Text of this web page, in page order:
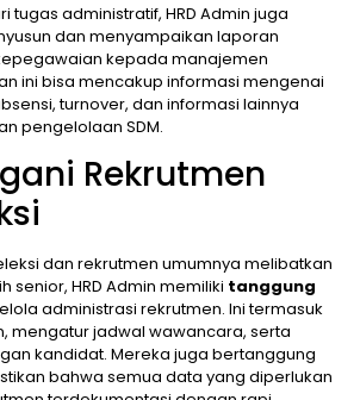
tugas administratif, HRD Admin juga
dan menyampaikan laporan
kepada manajemen
ini bisa mencakup informasi mengenai
turnover, dan informasi lainnya
pengelolaan SDM.
Rekrutmen
dan rekrutmen umumnya melibatkan
senior, HRD Admin memiliki tanggung
administrasi rekrutmen. Ini termasuk
mengatur jadwal wawancara, serta
kandidat. Mereka juga bertanggung
bahwa semua data yang diperlukan